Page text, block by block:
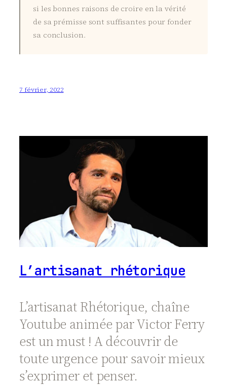
si les bonnes raisons de croire en la vérité
de sa prémisse sont suffisantes pour fonder
sa conclusion.
7 février, 2022
L’artisanat rhétorique
L’artisanat Rhétorique, chaîne
Youtube animée par Victor Ferry
est un must ! A découvrir de
toute urgence pour savoir mieux
s’exprimer et penser.